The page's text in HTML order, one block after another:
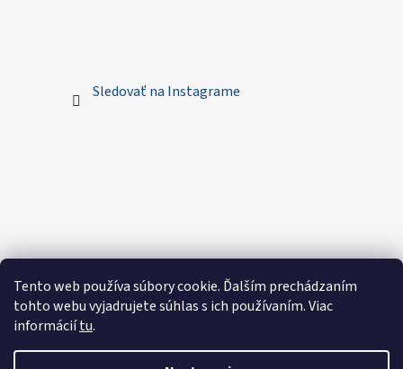
Tento web používa súbory cookie. Ďalším prechádzaním
tohto webu vyjadrujete súhlas s ich používaním. Viac
informáciítu.
Sledovať na Instagrame